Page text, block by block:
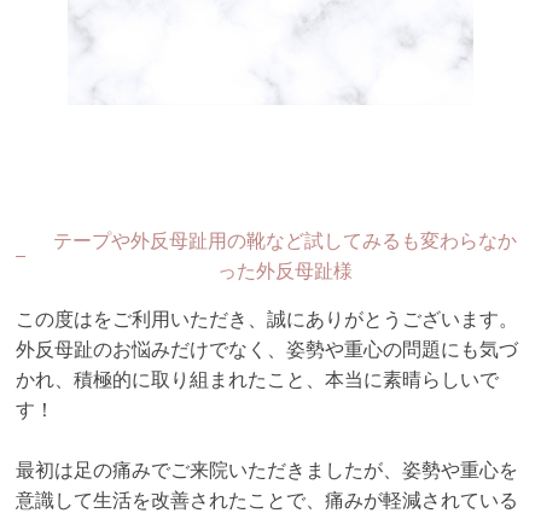
テープや外反母趾用の靴など試してみるも変わらなか
った外反母趾様
この度はをご利用いただき、誠にありがとうございます。
外反母趾のお悩みだけでなく、姿勢や重心の問題にも気づ
かれ、積極的に取り組まれたこと、本当に素晴らしいで
す！
最初は足の痛みでご来院いただきましたが、姿勢や重心を
意識して生活を改善されたことで、痛みが軽減されている